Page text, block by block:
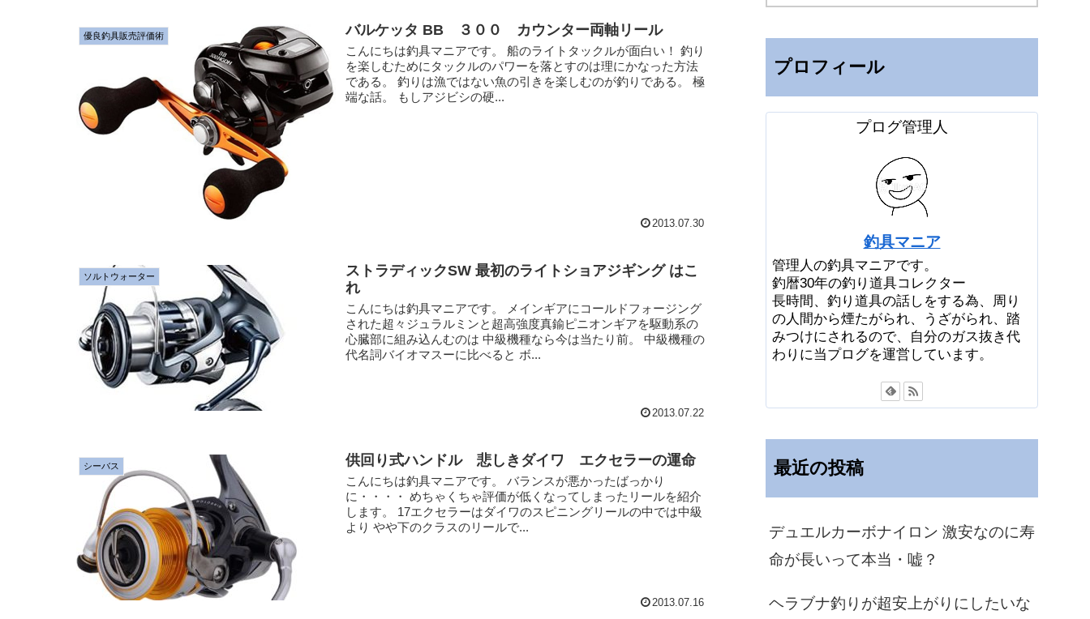
優良釣具販売評価術 バルケッタ BB ３００ カウンター両軸リール
こんにちは釣具マニアです。 船のライトタックルが面白い！ 釣り
を楽しむためにタックルのパワーを落とすのは理にかなった方法
である。 釣りは漁ではない魚の引きを楽しむのが釣りである。 極
端な話。 もしアジビシの硬...
2013.07.30
ソルトウォーター
ストラディックSW 最初のライトショアジギング はこ
れ
こんにちは釣具マニアです。 メインギアにコールドフォージング
された超々ジュラルミンと超高強度真鍮ピニオンギアを駆動系の
心臓部に組み込んむのは 中級機種なら今は当たり前。 中級機種の
代名詞バイオマスーに比べると ボ...
2013.07.22
シーバス 供回り式ハンドル 悲しきダイワ エクセラーの運命
こんにちは釣具マニアです。 バランスが悪かったばっかり
に・・・・ めちゃくちゃ評価が低くなってしまったリールを紹介
します。 17エクセラーはダイワのスピニングリールの中では中級
より やや下のクラスのリールで...
2013.07.16
プロフィール
プログ管理人
釣具マニア
管理人の釣具マニアです。
釣暦30年の釣り道具コレクター
長時間、釣り道具の話しをする為、周り
の人間から煙たがられ、うざがられ、踏
みつけにされるので、自分のガス抜き代
わりに当プログを運営しています。
最近の投稿
デュエルカーボナイロン 激安なのに寿
命が長いって本当・嘘？
ヘラブナ釣りが超安上がりにしたいな